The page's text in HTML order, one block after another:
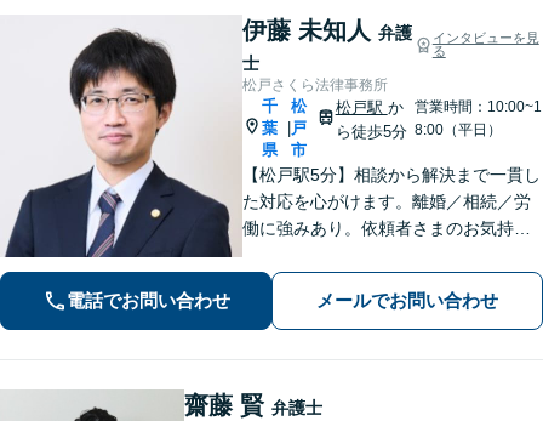
伊藤 未知人 弁護
士
インタビューを見
る
松戸さくら法律事務所
千
葉
県
松
戸
市
松戸駅 か
ら徒歩5分
営業時間：10:00~1
8:00（平日）
【松戸駅5分】相談から解決まで一貫し
た対応を心がけます。離婚／相続／労
働に強みあり。依頼者さまのお気持ち
策をご提案。前向きな気持ちになれる
ようサポートします。【初回相談無
料】【夜間・休日相談可能】
電話でお問い合わせ メールでお問い合わせ
齋藤 賢 弁護士